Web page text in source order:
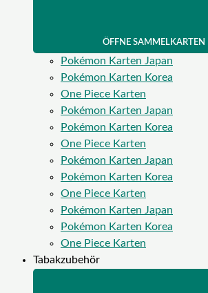
ÖFFNE SAMMELKARTEN
Pokémon Karten Japan
Pokémon Karten Korea
One Piece Karten
Pokémon Karten Japan
Pokémon Karten Korea
One Piece Karten
Pokémon Karten Japan
Pokémon Karten Korea
One Piece Karten
Pokémon Karten Japan
Pokémon Karten Korea
One Piece Karten
Tabakzubehör